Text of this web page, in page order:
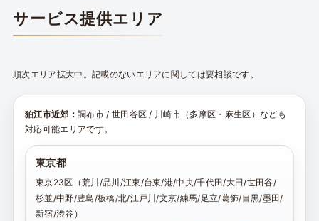
サービス提供エリア
順次エリア拡大中。記載のないエリアに関しては要相談です。
狛江市近郊： 調布市 / 世田谷区 / 川崎市（多摩区・麻生区）なども
対応可能エリアです。
東京都
東京23区（荒川/品川/江東/台東/港/中央/千代田/大田/世田谷/
杉並/中野/豊島/板橋/北/江戸川/文京/練馬/足立/葛飾/目黒/墨田/
新宿/渋谷）